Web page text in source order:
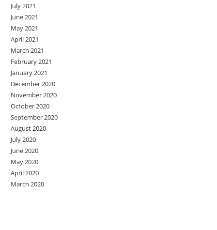
July 2021
June 2021
May 2021
April 2021
March 2021
February 2021
January 2021
December 2020
November 2020
October 2020
September 2020
August 2020
July 2020
June 2020
May 2020
April 2020
March 2020